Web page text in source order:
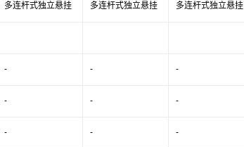
多连杆式独立悬挂 多连杆式独立悬挂 多连杆式独立悬挂
- - -
- - -
- - -